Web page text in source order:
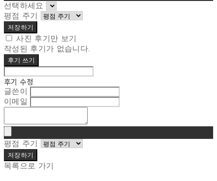
선택하세요
평점 주기
저장하기
사진 후기만 보기
작성된 후기가 없습니다.
후기 쓰기
후기 수정
글쓴이
이메일
평점 주기
저장하기
목록으로 가기